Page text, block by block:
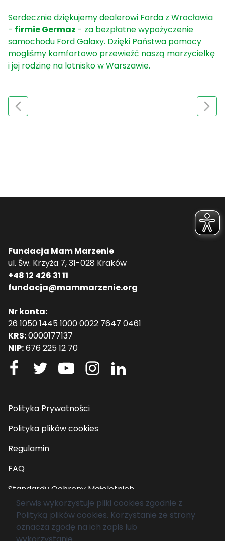
Serdecznie dziękujemy dealerowi Forda z Wrocławia
- firmieGermaz - za bezpłatne wypożyczenie
samochodu Ford Galaxy. Dzięki Państwa pomocy
mogliśmy komfortowo przewieźć naszą marzycielkę
i jej rodzinę na lotnisko w Warszawie.
Fundacja Mam Marzenie
ul. Św. Krzyża 7, 31-028 Kraków
+48 12 426 31 11
fundacja@mammarzenie.org
Nr konta:
26 1050 1445 1000 0022 7647 0461
KRS:0000177137
NIP:676 225 12 70
Polityka Prywatności
Polityka plików cookies
Regulamin
FAQ
Standardy Ochrony Małoletnich
© 2026 Fundacja Mam Marzenie. Wszelkie prawa
zastrzeżone.
Serwis wykorzystuje pliki cookies zgodnie z
Polityką plików cookies. Korzystanie ze strony
oznacza zgodę na ich zapis lub